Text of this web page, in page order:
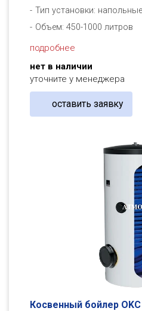
Тип установки: напольные
Объем: 450-1000 литров
подробнее
нет в наличии
уточните у менеджера
оставить заявку
Косвенный бойлер OKC